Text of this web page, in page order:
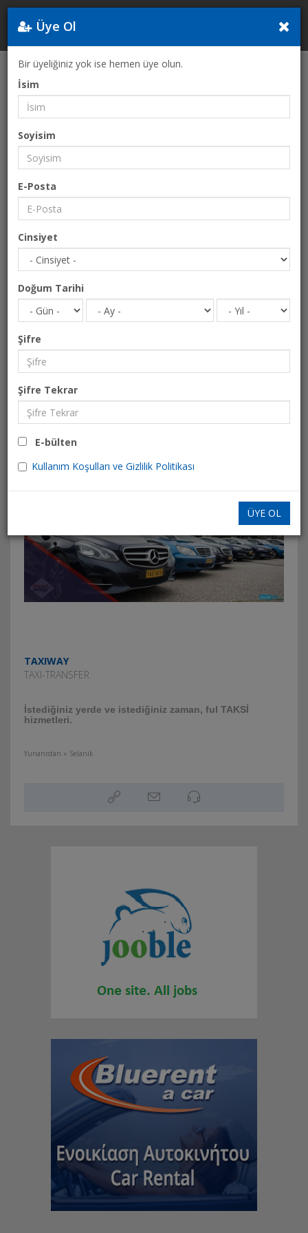
Anasayfa Ulaşım Taksi
TAXIWAY
TAXI-TRANSFER
İstediğiniz yerde ve istediğiniz zaman, ful TAKSİ
hizmetleri.
Yunanistan » Selanik
Üye Ol
Bir üyeliğiniz yok ise hemen üye olun.
İsim
Soyisim
E-Posta
Cinsiyet
Doğum Tarihi
Şifre
Şifre Tekrar
E-bülten
Kullanım Koşulları ve Gizlilik Politikası
ÜYE OL